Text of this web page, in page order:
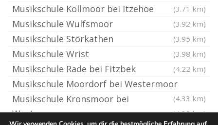
Musikschule Kollmoor bei Itzehoe (3.71 km)
Musikschule Wulfsmoor (3.92 km)
Musikschule Störkathen (3.95 km)
Musikschule Wrist (3.98 km)
Musikschule Rade bei Fitzbek (4.22 km)
Musikschule Moordorf bei Westermoor
(4.33 km)
Musikschule Kronsmoor bei
Westermoor
(4.38 km)